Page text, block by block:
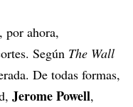
por ahora,
Según The Wall
De todas formas,
Jerome Powell,